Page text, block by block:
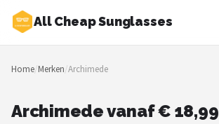
All Cheap Sunglasses
Zoeken
NAVIGATIE
Home/Merken/Archimede
Archimede vanaf € 18,99